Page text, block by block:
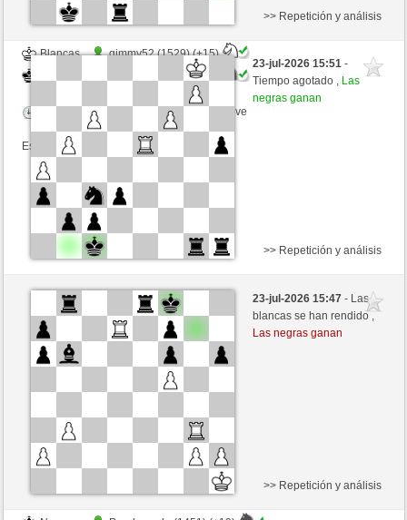
Blancas
gimmy52 (1529) (+15)
ChrPra10 (1517) (-15)
Tiempo: 5 minutes/side + 0 seconds/move
Esta partida es por puntos
>> Repetición y análisis
23-jul-2026 15:51-
Tiempo agotado , Las
negras ganan
Blancas
ronnyking (1402) (-11)
Negras
ChrPra10 (1506) (+11)
Tiempo: 3 minutes/side + 0 seconds/move
>> Repetición y análisis
23-jul-2026 15:47- Las
blancas se han rendido ,
Las negras ganan
>> Repetición y análisis